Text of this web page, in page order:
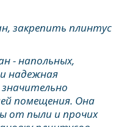
закрепить плинтус
- напольных,
надежная
помещения. Она
от пыли и прочих